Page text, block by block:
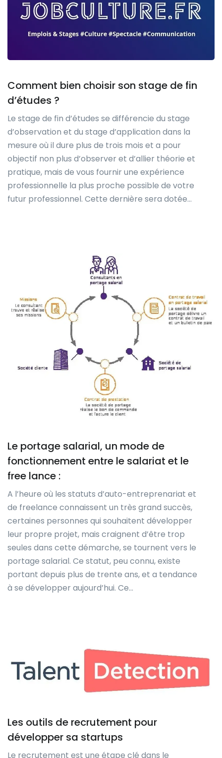
Comment bien choisir son stage de fin
d’études ?
Le stage de fin d’études se différencie du stage
d’observation et du stage d’application dans la
mesure où il dure plus de trois mois et a pour
objectif non plus d’observer et d’allier théorie et
pratique, mais de vous fournir une expérience
professionnelle la plus proche possible de votre
futur professionnel. Cette dernière sera dotée…
Le portage salarial, un mode de
fonctionnement entre le salariat et le
free lance :
A l’heure où les statuts d’auto-entreprenariat et
de freelance connaissent un très grand succès,
certaines personnes qui souhaitent développer
leur propre projet, mais craignent d’être trop
seules dans cette démarche, se tournent vers le
portage salarial. Ce statut, peu connu, existe
portant depuis plus de trente ans, et a tendance
à se développer aujourd’hui. Ce…
Les outils de recrutement pour
développer sa startups
Le recrutement est une étape clé dans le